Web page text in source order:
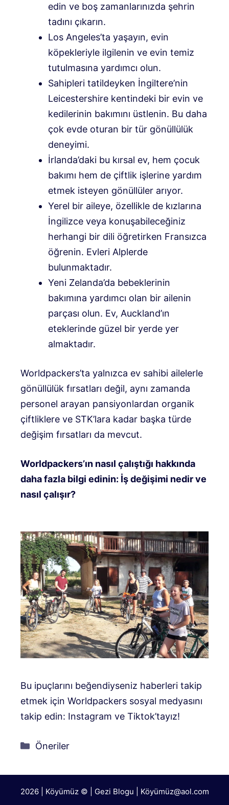
edin ve boş zamanlarınızda şehrin
tadını çıkarın.
Los Angeles’ta yaşayın, evin
köpekleriyle ilgilenin ve evin temiz
tutulmasına yardımcı olun.
Sahipleri tatildeyken İngiltere’nin
Leicestershire kentindeki bir evin ve
kedilerinin bakımını üstlenin. Bu daha
çok evde oturan bir tür gönüllülük
deneyimi.
İrlanda’daki bu kırsal ev, hem çocuk
bakımı hem de çiftlik işlerine yardım
etmek isteyen gönüllüler arıyor.
Yerel bir aileye, özellikle de kızlarına
İngilizce veya konuşabileceğiniz
herhangi bir dili öğretirken Fransızca
öğrenin. Evleri Alplerde
bulunmaktadır.
Yeni Zelanda’da bebeklerinin
bakımına yardımcı olan bir ailenin
parçası olun. Ev, Auckland’ın
eteklerinde güzel bir yerde yer
almaktadır.
Worldpackers’ta yalnızca ev sahibi ailelerle
gönüllülük fırsatları değil, aynı zamanda
personel arayan pansiyonlardan organik
çiftliklere ve STK’lara kadar başka türde
değişim fırsatları da mevcut.
Worldpackers’ın nasıl çalıştığı hakkında
daha fazla bilgi edinin: İş değişimi nedir ve
nasıl çalışır?
Bu ipuçlarını beğendiyseniz haberleri takip
etmek için Worldpackers sosyal medyasını
takip edin: Instagram ve Tiktok’tayız!
Kategoriler
Öneriler
2026 | Köyümüz © | Gezi Blogu | Köyümüz@aol.com